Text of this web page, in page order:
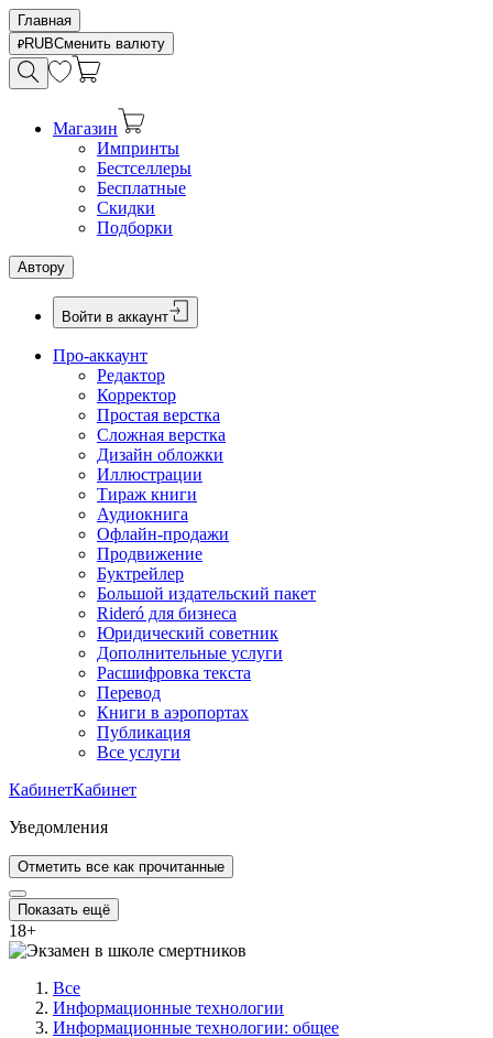
Главная
RUBСменить валюту
Магазин
Импринты
Бестселлеры
Бесплатные
Скидки
Подборки
Автору
Войти в аккаунт
Про-аккаунт
Редактор
Корректор
Простая верстка
Сложная верстка
Дизайн обложки
Иллюстрации
Тираж книги
Аудиокнига
Офлайн-продажи
Продвижение
Буктрейлер
Большой издательский пакет
Rideró для бизнеса
Юридический советник
Дополнительные услуги
Расшифровка текста
Перевод
Книги в аэропортах
Публикация
Все услуги
КабинетКабинет
Уведомления
Отметить все как прочитанные
Показать ещё
18+
Все
Информационные технологии
Информационные технологии: общее